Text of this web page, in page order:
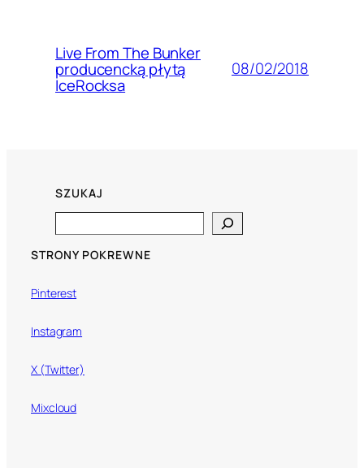
Live From The Bunker
producencką płytą
IceRocksa
08/02/2018
SZUKAJ
STRONY POKREWNE
Pinterest
Instagram
X (Twitter)
Mixcloud